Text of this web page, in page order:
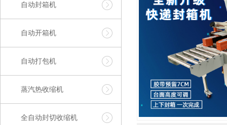
自动封箱机
自动开箱机
自动打包机
蒸汽热收缩机
全自动封切收缩机